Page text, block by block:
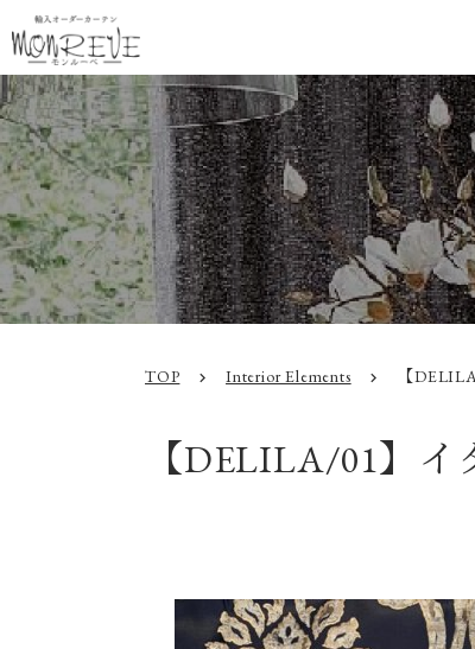
TOP chevron_right Interior Elements chevron_right 【
【DELILA/01】